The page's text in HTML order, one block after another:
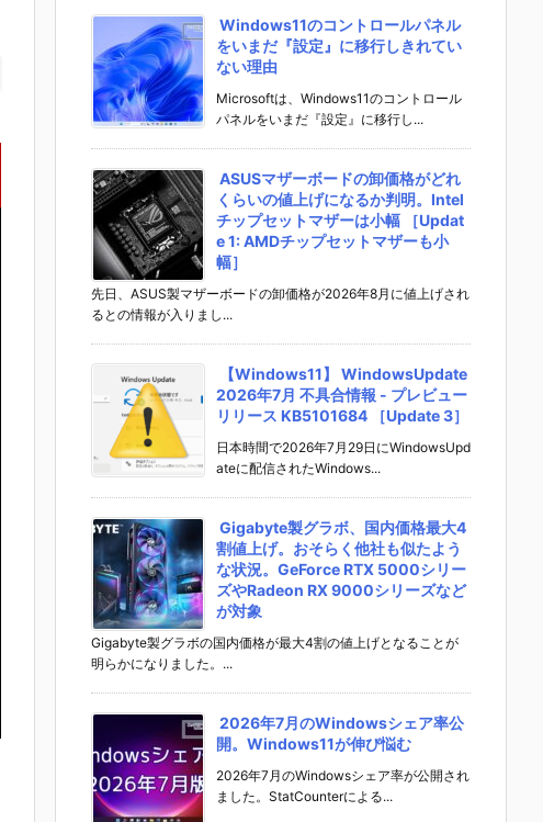
Windows11のコントロールパネル
をいまだ『設定』に移行しきれてい
ない理由
Microsoftは、Windows11のコントロール
パネルをいまだ『設定』に移行し...
ASUSマザーボードの卸価格がどれ
くらいの値上げになるか判明。Intel
チップセットマザーは小幅 ［Updat
e 1: AMDチップセットマザーも小
幅］
先日、ASUS製マザーボードの卸価格が2026年8月に値上げされ
るとの情報が入りまし...
【Windows11】 WindowsUpdate
2026年7月 不具合情報 - プレビュー
リリース KB5101684 ［Update 3］
日本時間で2026年7月29日にWindowsUpd
ateに配信されたWindows...
Gigabyte製グラボ、国内価格最大4
割値上げ。おそらく他社も似たよう
な状況。GeForce RTX 5000シリー
ズやRadeon RX 9000シリーズなど
が対象
Gigabyte製グラボの国内価格が最大4割の値上げとなることが
明らかになりました。...
2026年7月のWindowsシェア率公
開。Windows11が伸び悩む
2026年7月のWindowsシェア率が公開され
ました。StatCounterによる...